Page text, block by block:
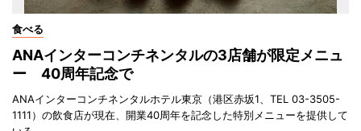
食べる
ANAインターコンチネンタルの3店舗が限定メニュ
ー 40周年記念で
ANAインターコンチネンタルホテル東京（港区赤坂1、TEL 03-3505-
1111）の飲食店が現在、開業40周年を記念した特別メニューを提供して